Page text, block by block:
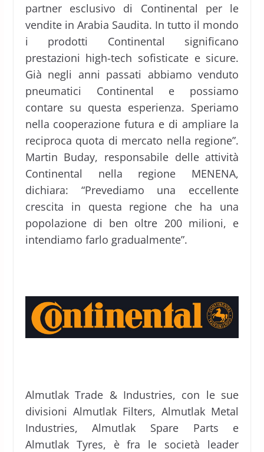
partner esclusivo di Continental per le
vendite in Arabia Saudita. In tutto il mondo
i prodotti Continental significano
prestazioni high-tech sofisticate e sicure.
Già negli anni passati abbiamo venduto
pneumatici Continental e possiamo
contare su questa esperienza. Speriamo
nella cooperazione futura e di ampliare la
reciproca quota di mercato nella regione”.
Martin Buday, responsabile delle attività
Continental nella regione MENENA,
dichiara: “Prevediamo una eccellente
crescita in questa regione che ha una
popolazione di ben oltre 200 milioni, e
intendiamo farlo gradualmente”.
Almutlak Trade & Industries, con le sue
divisioni Almutlak Filters, Almutlak Metal
Industries, Almutlak Spare Parts e
Almutlak Tyres, è fra le società leader